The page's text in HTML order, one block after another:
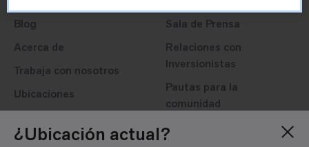
¿Ubicación actual?
Blog
Acerca de
Trabaja con nosotros
Ubicaciones
Sala de Prensa
Relaciones con
Inversionistas
Pautas para la
comunidad